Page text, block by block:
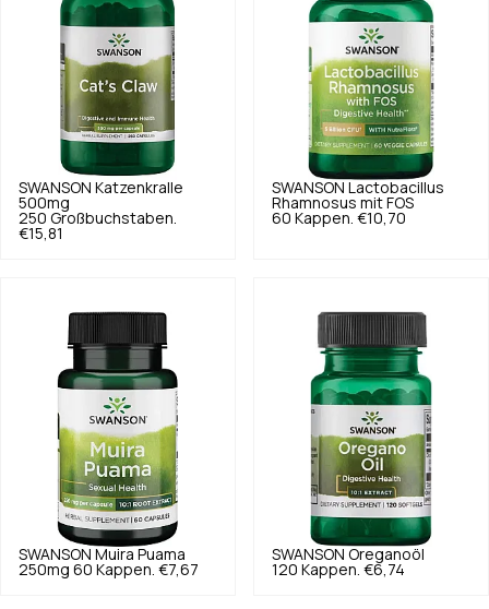
SWANSON Katzenkralle
500mg
250 Großbuchstaben.
€15,81
SWANSON
Lactobacillus
Rhamnosus mit FOS
60 Kappen. €10,70
SWANSON Muira Puama
250mg 60 Kappen. €7,67
SWANSON Oreganoöl
120 Kappen. €6,74